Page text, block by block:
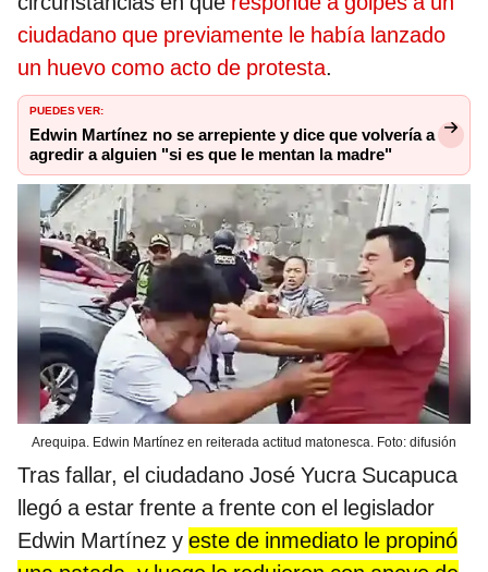
ciudadano que previamente le había lanzado
un huevo como acto de protesta.
PUEDES VER:
Edwin Martínez no se arrepiente y dice que volvería a
agredir a alguien "si es que le mentan la madre"
Arequipa. Edwin Martínez en reiterada actitud matonesca. Foto: difusión
Tras fallar, el ciudadano José Yucra Sucapuca
llegó a estar frente a frente con el legislador
Edwin Martínez y este de inmediato le propinó